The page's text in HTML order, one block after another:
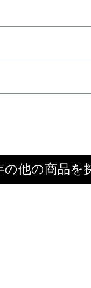
の他の商品を